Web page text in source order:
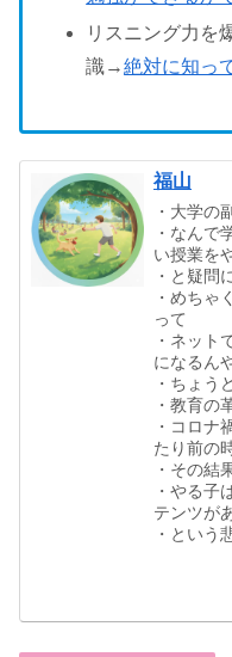
リスニング力を
識→絶対に知っ
福山
・大学の
・なんで
い授業を
・と疑問
・めちゃ
って
・ネット
になるん
・ちょう
・教育の
・コロナ
たり前の
・その結
・やる子
テンツが
・という